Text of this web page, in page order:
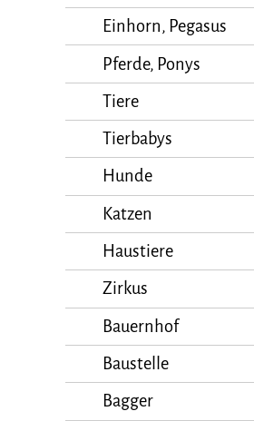
Einhorn, Pegasus
Pferde, Ponys
Tiere
Tierbabys
Hunde
Katzen
Haustiere
Zirkus
Bauernhof
Baustelle
Bagger